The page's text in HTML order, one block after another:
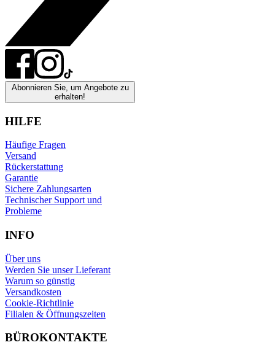
Abonnieren Sie, um Angebote zu
erhalten!
HILFE
Häufige Fragen
Versand
Rückerstattung
Garantie
Sichere Zahlungsarten
Technischer Support und
Probleme
INFO
Über uns
Werden Sie unser Lieferant
Warum so günstig
Versandkosten
Cookie-Richtlinie
Filialen & Öffnungszeiten
BÜROKONTAKTE